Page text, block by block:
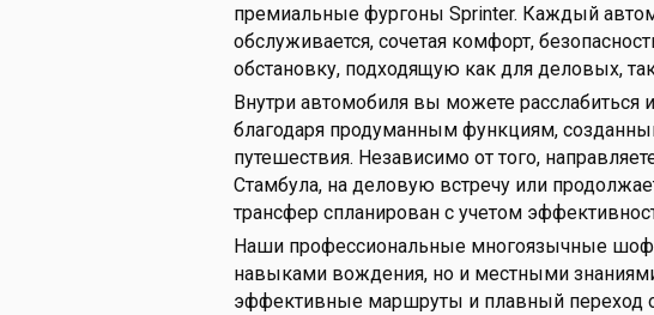
премиальные фургоны Sprinter. Каждый
обслуживается, сочетая комфорт,
обстановку, подходящую как для деловых,
Внутри автомобиля вы можете расслабиться
благодаря продуманным функциям,
путешествия. Независимо от того,
Стамбула, на деловую встречу или
трансфер спланирован с учетом
Наши профессиональные многоязычные
навыками вождения, но и местными
эффективные маршруты и плавный переход